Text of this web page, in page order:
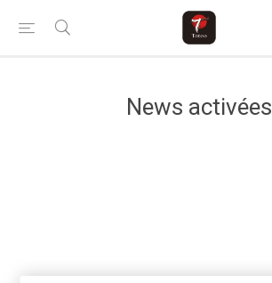
News activées